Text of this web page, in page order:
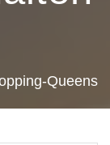
Queens